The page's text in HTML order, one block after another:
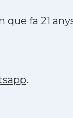
que fa 21
.